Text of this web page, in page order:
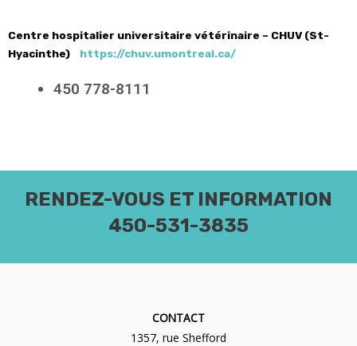
Centre hospitalier universitaire vétérinaire – CHUV (St-
Hyacinthe) https://chuv.umontreal.ca/
450 778-8111
RENDEZ-VOUS ET INFORMATION
450-531-3835
CONTACT
1357, rue Shefford